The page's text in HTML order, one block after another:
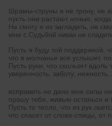
Шрамы-струны я не трону, не
пусть они растают ночью,
Не смогу я их загладить, не
мне с Судьбой никак не
Пусть я буду той поддержкой,
что в молчанье все услышит,
Пусть руки, что скользят
уверенность, заботу,
исправить не дано мне силы
прошу тебя, живым останься и
Пусть то тепло, что из рук
что спасет от слова-спицы, от